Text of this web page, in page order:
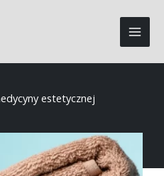
estetycznej